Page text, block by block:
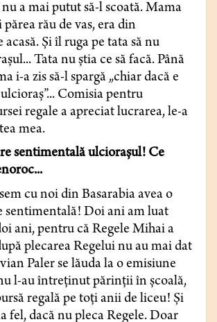
a mai putut să-l scoată. Mama
părea rău de vas, era din
acasă. Şi îl ruga pe tata să nu
Tata nu ştia ce să facă. Până
i-a zis să-l spargă „chiar dacă e
Comisia pentru
regale a apreciat lucrarea, le-a
mea.
sentimentală ulcioraşul! Ce
cu noi din Basarabia avea o
sentimentală! Doi ani am luat
ani, pentru că Regele Mihai a
plecarea Regelui nu au mai dat
Paler se lăuda la o emisiune
l-au întreţinut părinţii în şcoală,
regală pe toţi anii de liceu! Şi
fel, dacă nu pleca Regele. Doar